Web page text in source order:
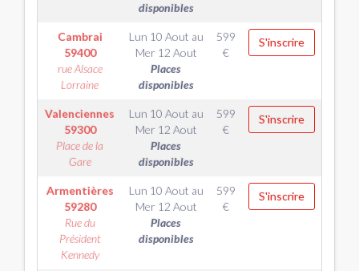
disponibles
Cambrai
59400
rue Alsace
Lorraine
Lun 10 Aout au
Mer 12 Aout
Places
disponibles
599
€
S'inscrire
Valenciennes
59300
Place de la
Gare
Lun 10 Aout au
Mer 12 Aout
Places
disponibles
599
€
S'inscrire
Armentières
59280
Rue du
Président
Kennedy
Lun 10 Aout au
Mer 12 Aout
Places
disponibles
599
€
S'inscrire